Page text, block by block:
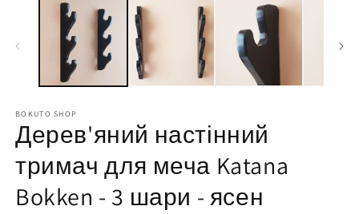
BOKUTO SHOP
Дерев'яний настінний
тримач для меча Katana
Bokken - 3 шари - ясен